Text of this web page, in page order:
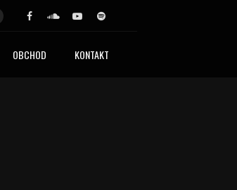
OBCHOD KONTAKT